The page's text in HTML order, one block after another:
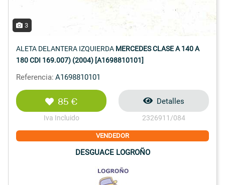
3
ALETA DELANTERA IZQUIERDA MERCEDES CLASE A 140 A
180 CDI 169.007) (2004) [A1698810101]
Referencia: A1698810101
85 €
Iva Incluido
Detalles
2326911/084
VENDEDOR
DESGUACE LOGROÑO